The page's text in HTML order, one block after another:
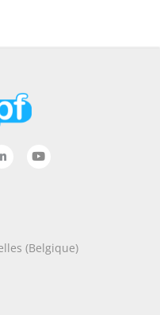
(Belgique)